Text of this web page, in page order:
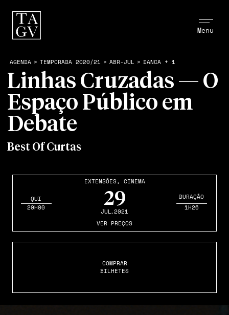
Menu
EXTENSÕES, CINEMA
29
JUL,2021
QUI
20H00
DURAÇÃO
1H26
VER PREÇOS
COMPRAR
BILHETES
AGENDA > TEMPORADA 2020/21 > ABR-JUL > DANCA + 1
Linhas Cruzadas — O
Espaço Público em
Debate
Best Of Curtas